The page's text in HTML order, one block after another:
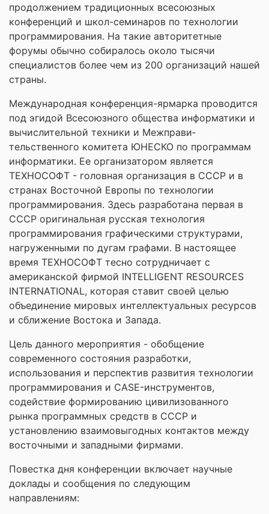
продолжением традиционных всесоюзных
конференций и школ-семинаров по технологии
программирования. На такие авторитетные
форумы обычно собиралось около тысячи
специалистов более чем из 200 организаций нашей
страны.
Международная конференция-ярмарка проводится
под эгидой Всесоюз­ного общества информатики и
вычислительной техники и Межправи­
тельственного комитета ЮНЕСКО по программам
информатики. Ее организатором является
ТЕХНОСОФТ - головная организация в СССР и в
странах Восточной Европы по технологии
программирования. Здесь разработана первая в
СССР оригинальная русская технология
программирования графическими структурами,
нагруженными по дугам графами. В настоящее
время ТЕХНОСОФТ тесно сотрудничает с
американской фирмой INTELLIGENT RESOURCES
INTERNATIONAL, которая ставит своей целью
объединение мировых интеллектуальных ресурсов
и сближение Востока и Запада.
Цель данного мероприятия - обобщение
современного состояния разработки,
использования и перспектив развития технологии
программирования и СASE-инструментов,
содействие формированию цивилизованного
рынка программных средств в СССР и
установлению взаимовыгодных контактов между
восточными и западными фирмами.
Повестка дня конференции включает научные
доклады и сообщения по следующим
направлениям: